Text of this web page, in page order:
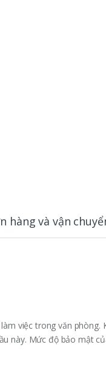
hàng và vận
việc trong văn phòng.
này. Mức độ bảo mật